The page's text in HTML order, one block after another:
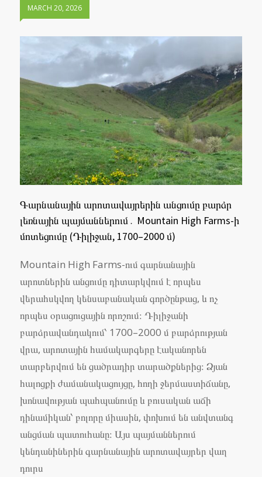
MARCH 20, 2026
Գարնանային արոտավայրերին անցումը բարձր
լեռնային պայմաններում․ Mountain High Farms-ի
մոտեցումը (Դիլիջան, 1700–2000 մ)
Mountain High Farms-ում գարնանային
արոտներին անցումը դիտարկվում է որպես
վերահսկվող կենսաբանական գործընթաց, և ոչ
որպես օրացուցային որոշում։ Դիլիջանի
բարձրավանդակում՝ 1700–2000 մ բարձրության
վրա, արոտային համակարգերը էականորեն
տարբերվում են ցածրադիր տարածքներից։ Ձյան
հալոցքի ժամանակացույցը, հողի ջերմաստիճանը,
խոնավության պահպանումը և բուսական աճի
դինամիկան՝ բոլորը միասին, փոխում են անվտանգ
անցման պատուհանը։ Այս պայմաններում
կենդանիներին գարնանային արոտավայրեր վաղ
դուրս